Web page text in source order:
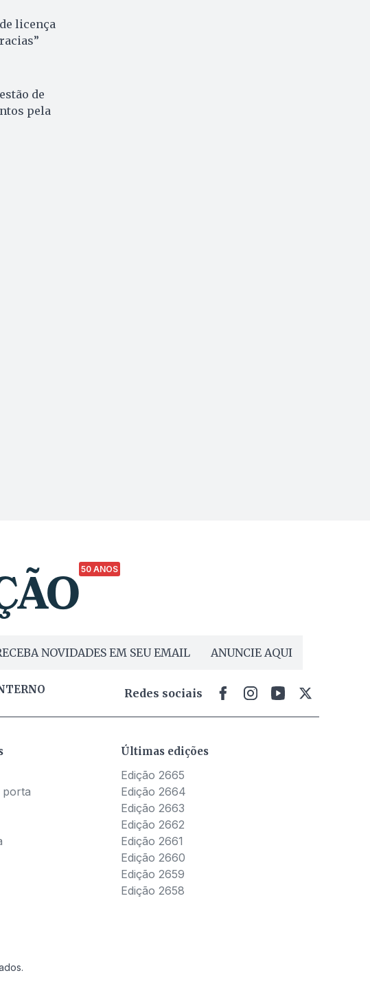
licença
de
pela
50 ANOS
NOVIDADES EM SEU EMAIL ANUNCIE AQUI
Redes sociais
porta
Últimas edições
Edição 2665
Edição 2664
Edição 2663
Edição 2662
Edição 2661
Edição 2660
Edição 2659
Edição 2658